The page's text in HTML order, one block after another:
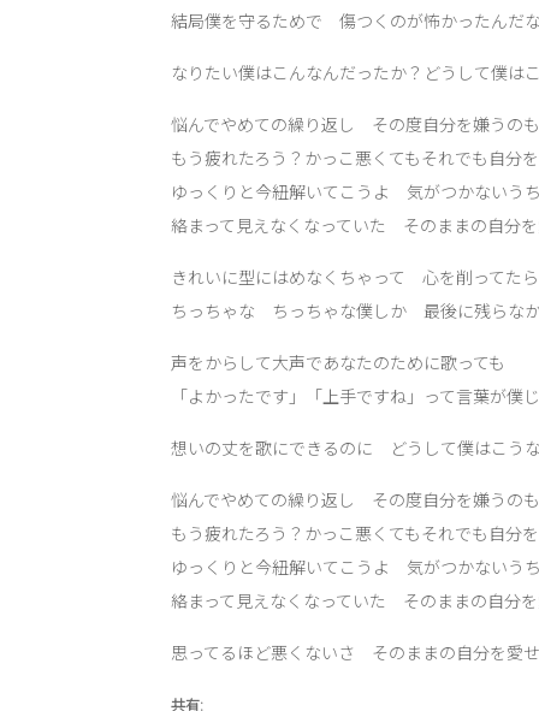
結局僕を守るためで 傷つくのが怖かったんだな
なりたい僕はこんなんだったか？どうして僕は
悩んでやめての繰り返し その度自分を嫌うのも
もう疲れたろう？かっこ悪くてもそれでも自分
ゆっくりと今紐解いてこうよ 気がつかないう
絡まって見えなくなっていた そのままの自分
きれいに型にはめなくちゃって 心を削ってたら
ちっちゃな ちっちゃな僕しか 最後に残らな
声をからして大声であなたのために歌っても
「よかったです」「上手ですね」って言葉が僕
想いの丈を歌にできるのに どうして僕はこう
悩んでやめての繰り返し その度自分を嫌うのも
もう疲れたろう？かっこ悪くてもそれでも自分
ゆっくりと今紐解いてこうよ 気がつかないう
絡まって見えなくなっていた そのままの自分
思ってるほど悪くないさ そのままの自分を愛
共有: